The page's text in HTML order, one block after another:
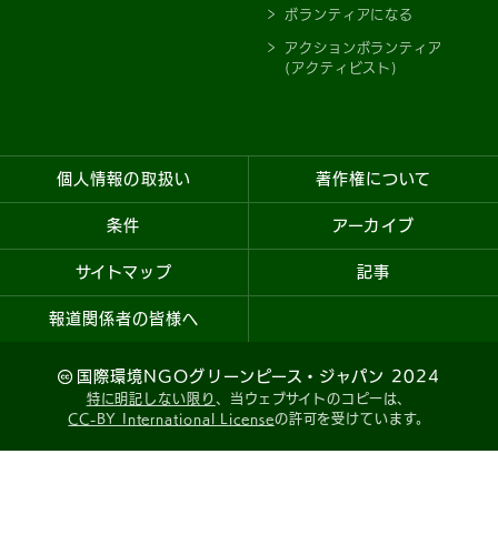
ボランティアになる
アクションボランティア
(アクティビスト)
個人情報の取扱い 著作権について
条件 アーカイブ
サイトマップ 記事
報道関係者の皆様へ
国際環境NGOグリーンピース・ジャパン 2024
特に明記しない限り 、当ウェブサイトのコピーは、
CC-BY International Licenseの許可を受けています。